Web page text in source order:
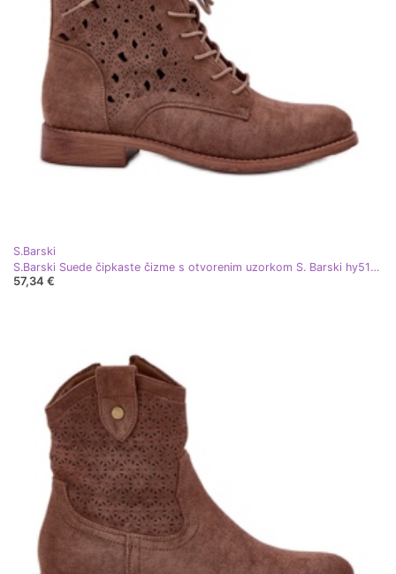
S.Barski
S.Barski Suede čipkaste čizme s otvorenim uzorkom S. Barski hy51-136 Brown smeđa
57,34 €